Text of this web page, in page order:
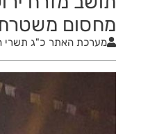
מחסום משטרתי
מערכת האתר כ"ג